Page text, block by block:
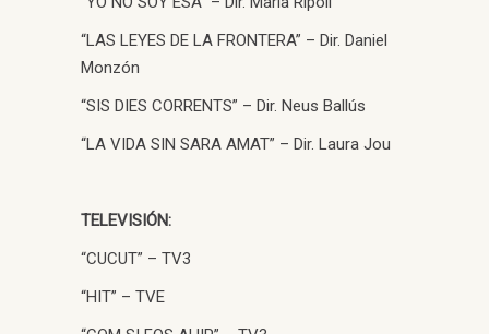
“LAS LEYES DE LA FRONTERA” – Dir. Daniel
Monzón
“SIS DIES CORRENTS” – Dir. Neus Ballús
“LA VIDA SIN SARA AMAT” – Dir. Laura Jou
TELEVISIÓN:
“CUCUT” – TV3
“HIT” – TVE